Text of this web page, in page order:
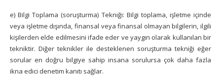
e) Bilgi Toplama (soruşturma) Tekniği: Bilgi toplama, işletme içinde
veya işletme dışında, finansal veya finansal olmayan bilgilerin, ilgili
kişilerden elde edilmesini ifade eder ve yaygın olarak kullanılan bir
tekniktir. Diğer teknikler ile desteklenen soruşturma tekniği eğer
sorular en doğru bilgiye sahip insana sorulursa çok daha fazla
ikna edici denetim kanıtı sağlar.